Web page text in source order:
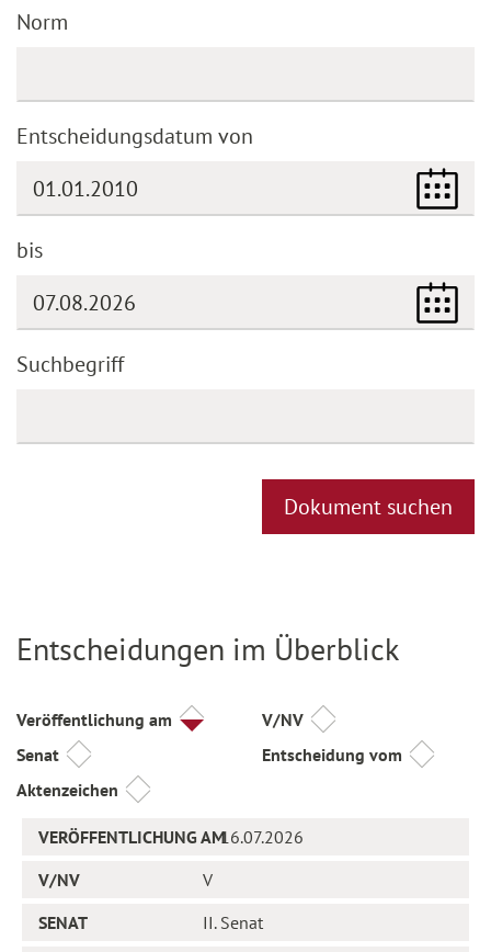
Norm
Entscheidungsdatum von
bis
Suchbegriff
Dokument suchen
Entscheidungen im Überblick
Veröffentlichung am
V/NV
Senat
Entscheidung vom
Aktenzeichen
Titel
16.07.2026
V
II. Senat